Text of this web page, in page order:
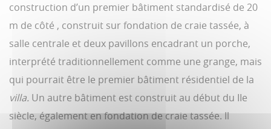
construction d’un premier bâtiment standardisé de 20
m de côté , construit sur fondation de craie tassée, à
salle centrale et deux pavillons encadrant un porche,
interprété traditionnellement comme une grange, mais
qui pourrait être le premier bâtiment résidentiel de la
villa. Un autre bâtiment est construit au début du IIe
siècle, également en fondation de craie tassée. Il